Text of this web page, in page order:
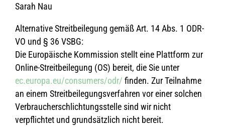
Sarah Nau
Alternative Streitbeilegung gemäß Art. 14 Abs. 1 ODR-
VO und § 36 VSBG:
Die Europäische Kommission stellt eine Plattform zur
Online-Streitbeilegung (OS) bereit, die Sie unter
ec.europa.eu/consumers/odr/ finden. Zur Teilnahme
an einem Streitbeilegungsverfahren vor einer solchen
Verbraucherschlichtungsstelle sind wir nicht
verpflichtet und grundsätzlich nicht bereit.